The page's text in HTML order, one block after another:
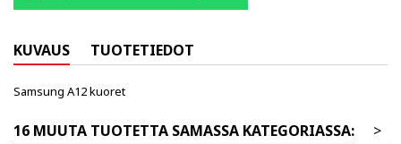
KUVAUS TUOTETIEDOT
Samsung A12 kuoret
16 MUUTA TUOTETTA SAMASSA KATEGORIASSA:
>